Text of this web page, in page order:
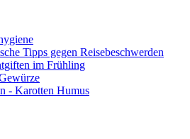
Tipps gegen Reisebeschwerden
im Frühling
- Karotten Humus